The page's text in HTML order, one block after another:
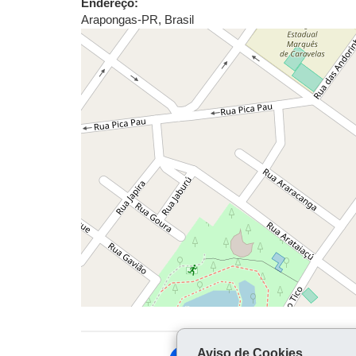
Endereço:
Arapongas-PR, Brasil
Aviso de Cookies